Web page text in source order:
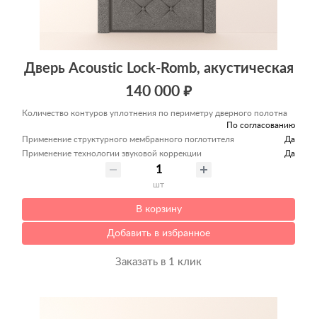
Дверь Acoustic Lock-Romb, акустическая
140 000 ₽
Количество контуров уплотнения по периметру дверного полотна
По согласованию
Применение структурного мембранного поглотителя
Да
Применение технологии звуковой коррекции
Да
шт
В корзину
Добавить в избранное
Заказать в 1 клик